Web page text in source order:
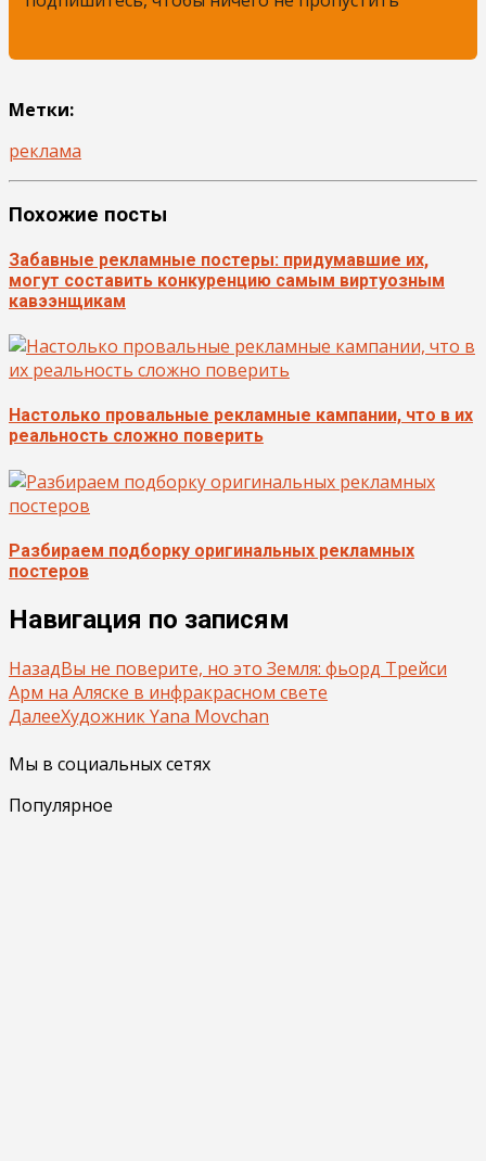
Метки:
реклама
Похожие посты
Забавные рекламные постеры: придумавшие их,
могут составить конкуренцию самым виртуозным
кавээнщикам
Настолько провальные рекламные кампании, что в их
реальность сложно поверить
Разбираем подборку оригинальных рекламных
постеров
Навигация по записям
НазадВы не поверите, но это Земля: фьорд Трейси
Арм на Аляске в инфракрасном свете
ДалееХудожник Yana Movchan
Мы в социальных сетях
Популярное